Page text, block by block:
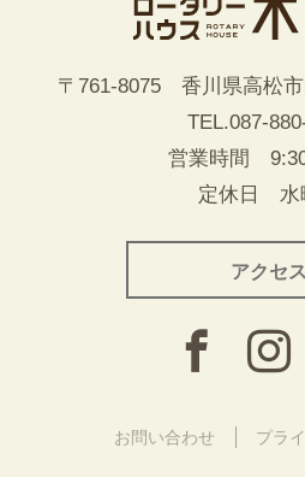
〒761-8075 香川県高松
TEL.087-
営業時間
定休日 水
アクセス
お問い合わせ プラ